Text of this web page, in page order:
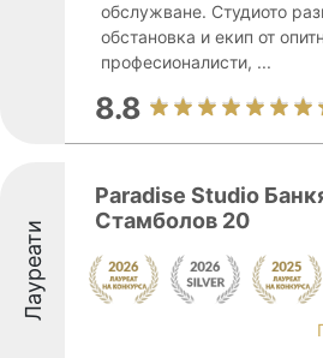
обслужване. Студиото
обстановка и екип от
професионалисти, ...
8.8
Лауреати
Paradise Studio
Стамболов 20